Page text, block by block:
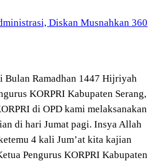
Diskan Musnahkan 360
Ramadhan 1447 Hijriyah
KORPRI Kabupaten Serang,
di OPD kami melaksanakan
di hari Jumat pagi. Insya Allah
4 kali Jum’at kita kajian
Pengurus KORPRI Kabupaten